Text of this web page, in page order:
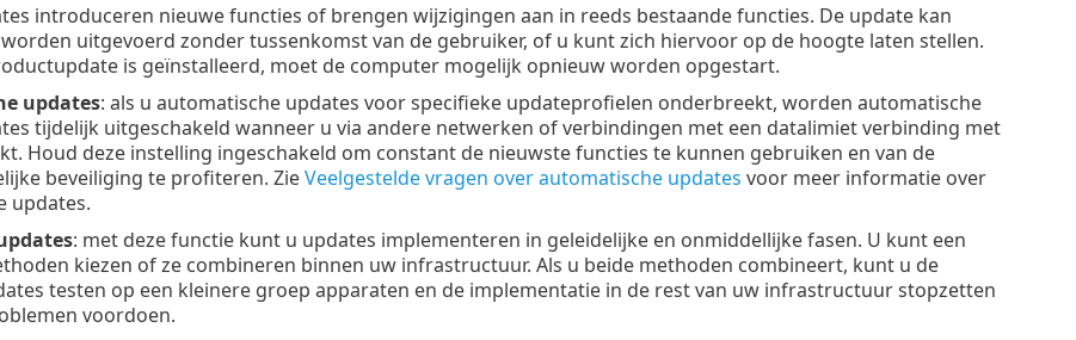
introduceren nieuwe functies of brengen wijzigingen aan in reeds bestaande functies. De update kan
uitgevoerd zonder tussenkomst van de gebruiker, of u kunt zich hiervoor op de hoogte laten stellen.
is geïnstalleerd, moet de computer mogelijk opnieuw worden opgestart.
updates: als u automatische updates voor specifieke updateprofielen onderbreekt, worden automatische
tijdelijk uitgeschakeld wanneer u via andere netwerken of verbindingen met een datalimiet verbinding met
Houd deze instelling ingeschakeld om constant de nieuwste functies te kunnen gebruiken en van de
beveiliging te profiteren. ZieVeelgestelde vragen over automatische updates voor meer informatie over
updates.
: met deze functie kunt u updates implementeren in geleidelijke en onmiddellijke fasen. U kunt een
kiezen of ze combineren binnen uw infrastructuur. Als u beide methoden combineert, kunt u de
testen op een kleinere groep apparaten en de implementatie in de rest van uw infrastructuur stopzetten
voordoen.